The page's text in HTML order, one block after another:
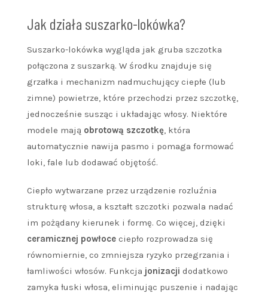
Jak działa suszarko-lokówka?
Suszarko-lokówka wygląda jak gruba szczotka
połączona z suszarką. W środku znajduje się
grzałka i mechanizm nadmuchujący ciepłe (lub
zimne) powietrze, które przechodzi przez szczotkę,
jednocześnie susząc i układając włosy. Niektóre
modele mają obrotową szczotkę, która
automatycznie nawija pasmo i pomaga formować
loki, fale lub dodawać objętość.
Ciepło wytwarzane przez urządzenie rozluźnia
strukturę włosa, a kształt szczotki pozwala nadać
im pożądany kierunek i formę. Co więcej, dzięki
ceramicznej powłoce ciepło rozprowadza się
równomiernie, co zmniejsza ryzyko przegrzania i
łamliwości włosów. Funkcja jonizacji dodatkowo
zamyka łuski włosa, eliminując puszenie i nadając